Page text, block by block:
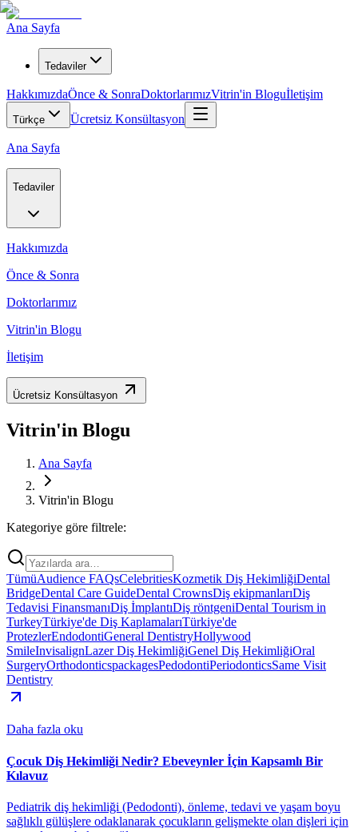
Ana Sayfa
Tedaviler
HakkımızdaÖnce & SonraDoktorlarımızVitrin'in Bloguİletişim
Türkçe Ücretsiz Konsültasyon
Ana Sayfa
Tedaviler
Hakkımızda
Önce & Sonra
Doktorlarımız
Vitrin'in Blogu
İletişim
Ücretsiz Konsültasyon
Vitrin'in Blogu
Ana Sayfa
Vitrin'in Blogu
Kategoriye göre filtrele:
TümüAudience FAQsCelebritiesKozmetik Diş HekimliğiDental
BridgeDental Care GuideDental CrownsDiş ekipmanlarıDiş
Tedavisi FinansmanıDiş İmplantıDiş röntgeniDental Tourism in
TurkeyTürkiye'de Diş KaplamalarıTürkiye'de
ProtezlerEndodontiGeneral DentistryHollywood
SmileInvisalignLazer Diş HekimliğiGenel Diş HekimliğiOral
SurgeryOrthodonticspackagesPedodontiPeriodonticsSame Visit
Dentistry
Daha fazla oku
Çocuk Diş Hekimliği Nedir? Ebeveynler İçin Kapsamlı Bir
Kılavuz
Pediatrik diş hekimliği (Pedodonti), önleme, tedavi ve yaşam boyu
sağlıklı gülüşlere odaklanarak çocukların gelişmekte olan dişleri için